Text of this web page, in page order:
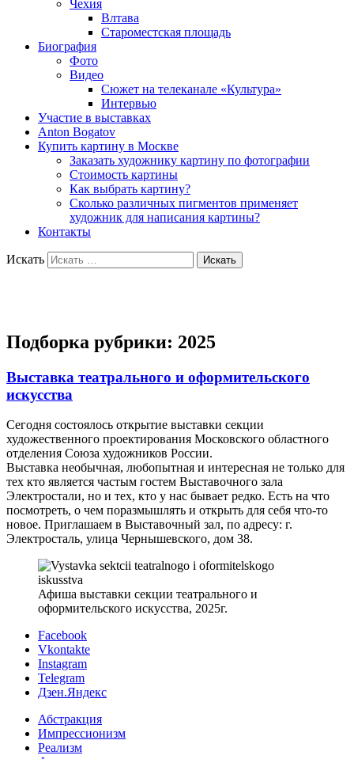
Чехия
Влтава
Староместская площадь
Биография
Фото
Видео
Сюжет на телеканале «Культура»
Интервью
Участие в выставках
Anton Bogatov
Купить картину в Москве
Заказать художнику картину по фотографии
Стоимость картины
Как выбрать картину?
Сколько различных пигментов применяет
художник для написания картины?
Контакты
Искать
Подборка рубрики: 2025
Выставка театрального и оформительского
искусства
Сегодня состоялось открытие выставки секции
художественного проектирования Московского областного
отделения Союза художников России.
Выставка необычная, любопытная и интересная не только для
тех кто является частым гостем Выставочного зала
Электростали, но и тех, кто у нас бывает редко. Есть на что
посмотреть, о чем поразмышлять и открыть для себя что-то
новое. Приглашаем в Выставочный зал, по адресу: г.
Электросталь, улица Чернышевского, дом 38.
Афиша выставки секции театрального и
оформительского искусства, 2025г.
Facebook
Vkontakte
Instagram
Telegram
Дзен.Яндекс
Абстракция
Импрессионизм
Реализм